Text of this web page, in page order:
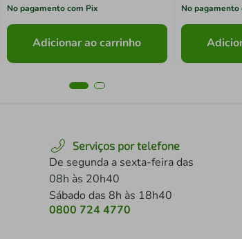
No pagamento com Pix
Adicionar ao carrinho
No pagamento
Serviços por telefone
De segunda a sexta-feira das
08h às 20h40
Sábado das 8h às 18h40
0800 724 4770